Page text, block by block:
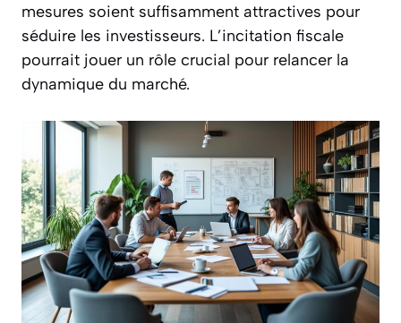
mesures soient suffisamment attractives pour
séduire les investisseurs. L’incitation fiscale
pourrait jouer un rôle crucial pour relancer la
dynamique du marché.